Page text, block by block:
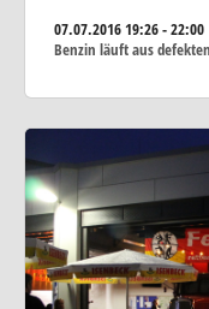
07.07.201619:26 - 22:00
Benzin läuft aus